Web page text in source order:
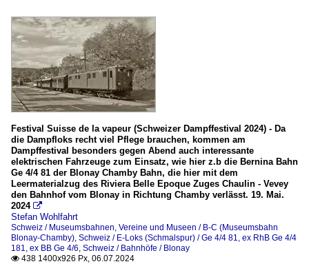
Festival Suisse de la vapeur (Schweizer Dampffestival 2024) - Da
die Dampfloks recht viel Pflege brauchen, kommen am
Dampffestival besonders gegen Abend auch interessante
elektrischen Fahrzeuge zum Einsatz, wie hier z.b die Bernina Bahn
Ge 4/4 81 der Blonay Chamby Bahn, die hier mit dem
Leermaterialzug des Riviera Belle Epoque Zuges Chaulin - Vevey
den Bahnhof vom Blonay in Richtung Chamby verlässt. 19. Mai.
2024 
Stefan Wohlfahrt
Schweiz / Museumsbahnen, Vereine und Museen / B-C (Museumsbahn
Blonay-Chamby), Schweiz / E-Loks (Schmalspur) / Ge 4/4 81, ex RhB Ge 4/4
181, ex BB Ge 4/6, Schweiz / Bahnhöfe / Blonay
 438 1400x926 Px, 06.07.2024